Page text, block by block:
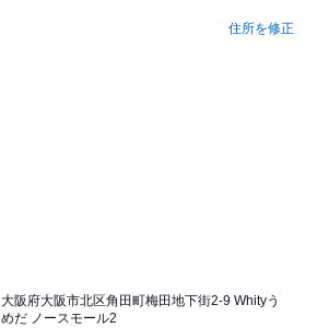
住所を修正
大阪府大阪市北区角田町梅田地下街2-9 Whityう
めだ ノースモール2